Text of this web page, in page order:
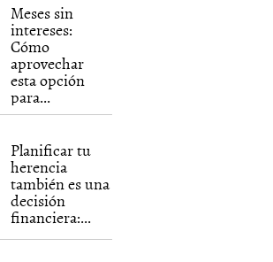
Meses sin
intereses:
Cómo
aprovechar
esta opción
para...
Planificar tu
herencia
también es una
decisión
financiera:...